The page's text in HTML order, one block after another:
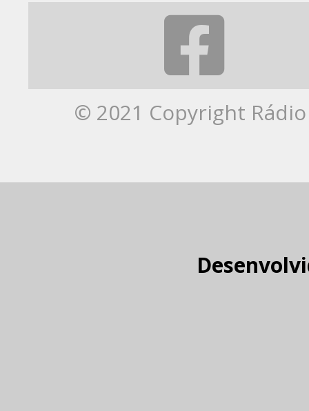
© 2021 Copyright